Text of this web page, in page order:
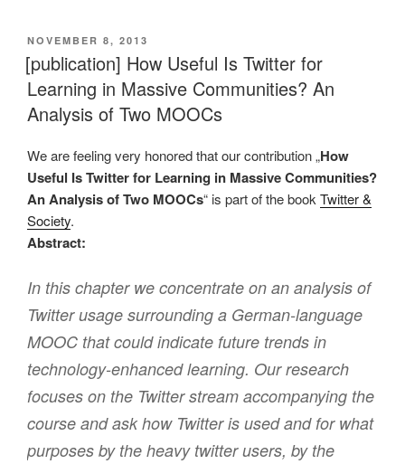
VERÖFFENTLICHT
AM
NOVEMBER 8, 2013
[publication] How Useful Is Twitter for
Learning in Massive Communities? An
Analysis of Two MOOCs
We are feeling very honored that our contribution „How
Useful Is Twitter for Learning in Massive Communities?
An Analysis of Two MOOCs“ is part of the bookTwitter &
Society.
Abstract:
In this chapter we concentrate on an analysis of
Twitter usage surrounding a German-language
MOOC that could indicate future trends in
technology-enhanced learning. Our research
focuses on the Twitter stream accompanying the
course and ask how Twitter is used and for what
purposes by the heavy twitter users, by the